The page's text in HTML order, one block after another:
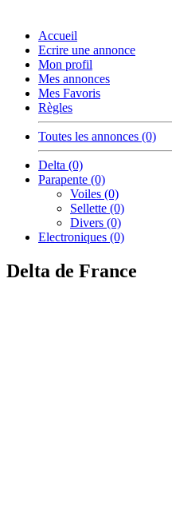
Accueil
Ecrire une annonce
Mon profil
Mes annonces
Mes Favoris
Règles
Toutes les annonces (0)
Delta (0)
Parapente (0)
Voiles (0)
Sellette (0)
Divers (0)
Electroniques (0)
Delta de France